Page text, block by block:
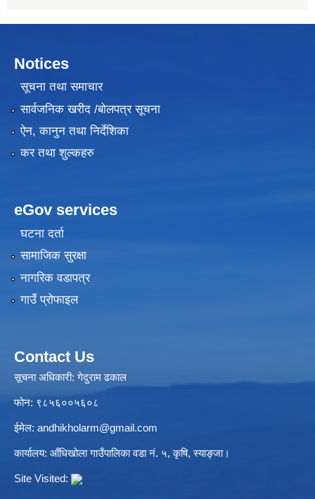
Notices
सूचना तथा समाचार
सार्वजनिक खरीद /बोलपत्र सूचना
ऐन, कानुन तथा निर्देशिका
कर तथा शुल्कहरु
eGov services
घटना दर्ता
सामाजिक सुरक्षा
नागरिक वडापत्र
गाउँ प्रोफाइल
Contact Us
सूचना अधिकारी: गेदुराम ढकाल
फोन: ९८५६००५६०८
ईमेल: andhikholarm@gmail.com
कार्यालय: आँधिखोला गाउँपालिका वडा नं. ५, कृषि, स्याङ्जा।
Site Visited: